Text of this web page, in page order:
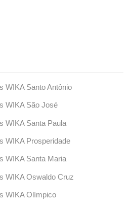
WIKA Santo Antônio
WIKA São José
WIKA Santa Paula
WIKA Prosperidade
WIKA Santa Maria
WIKA Oswaldo Cruz
WIKA Olímpico